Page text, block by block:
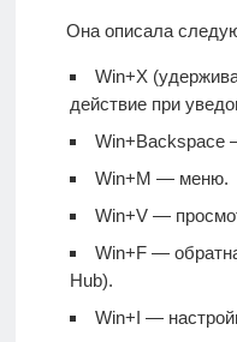
Она описала
Win+X
действие при
Win+Backspace
Win+M — меню.
Win+V —
Win+F —
Hub).
Win+I —